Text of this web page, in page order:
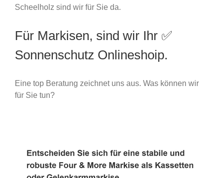
Scheelholz sind wir für Sie da.
Für Markisen, sind wir Ihr ✅
Sonnenschutz Onlineshoip.
Eine top Beratung zeichnet uns aus. Was können wir
für Sie tun?